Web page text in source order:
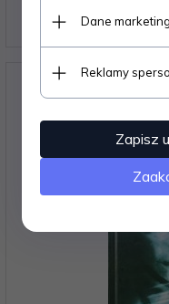
Dane
Reklamy
Zapisz